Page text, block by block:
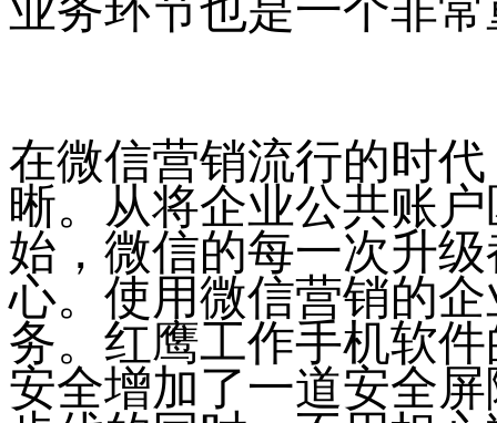
业务环节也是一个非
在微信营销流行的时
晰。从将企业公共账
始，微信的每一次升
心。使用微信营销的
务。红鹰工作手机软
安全增加了一道安全